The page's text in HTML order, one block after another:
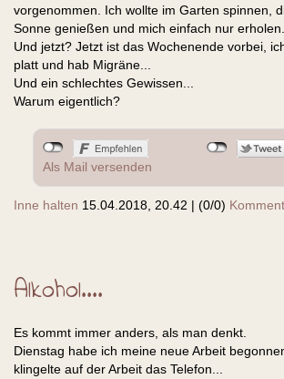
vorgenommen. Ich wollte im Garten spinnen,
Sonne genießen und mich einfach nur erholen.
Und jetzt? Jetzt ist das Wochenende vorbei,
platt und hab Migräne...
Und ein schlechtes Gewissen...
Warum eigentlich?
Als Mail versenden
Inne halten 15.04.2018, 20.42 | (0/0)
Alkohol....
Es kommt immer anders, als man denkt.
Dienstag habe ich meine neue Arbeit
klingelte auf der Arbeit das Telefon...